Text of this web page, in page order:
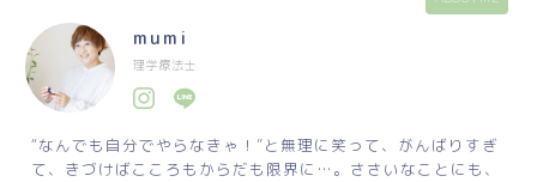
mumi
理学療法士
“なんでも自分でやらなきゃ！”と無理に笑って、がんばりすぎ
て、きづけばこころもからだも限界に…。ささいなことにも、